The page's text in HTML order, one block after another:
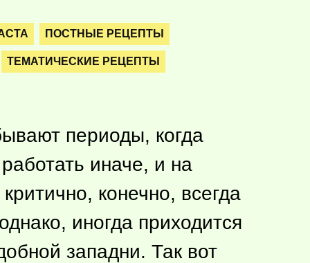
ПОСТНЫЕ РЕЦЕПТЫ
ТЕМАТИЧЕСКИЕ РЕЦЕПТЫ
периоды, когда
иначе, и на
конечно, всегда
иногда приходится
западни. Так вот